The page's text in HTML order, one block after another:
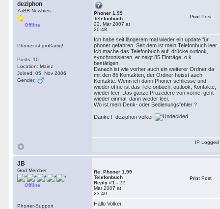
deziphon
YaBB Newbies
Offline
Phoner ist großartig!
Posts: 10
Location: Mainz
Joined: 05. Nov 2006
Gender:
Phoner 1.99
Telefonbuch
22. Mar 2007 at
20:48
Print Post
Ich habe seit längerem mal wieder ein update für
phoner gefahren. Seit dem ist mein Telefonbuch leer.
Ich mache das Telefonbuch auf, drücke outlook,
synchronisieren, er zeigt 85 Einträge. o.k.
bestätigen.
Danach ist wie vorher auch ein weiterer Ordner da
mit den 85 Kontakten, der Ordner heisst auch
Kontakte. Wenn ich dann Phoner schliesse und
wieder öffne ist das Telefonbuch, outlook, Kontakte,
wieder leer. Das ganze Prozedere von vorne, geht
wieder einmal, dann wieder leer.
Wo ist mein Denk- oder Bedienungsfehler ?
Danke ! deziphon volker
IP Logged
JB
God Member
Offline
Phoner-Support
Re: Phoner 1.99
Telefonbuch
Reply #1 - 22.
Mar 2007 at
23:40
Print Post
Hallo Volker,